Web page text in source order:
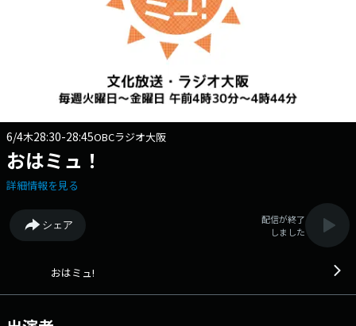
6/4木28:30-28:45OBCラジオ大阪
おはミュ！
詳細情報を見る
シェア
配信が終了
しました
おはミュ!